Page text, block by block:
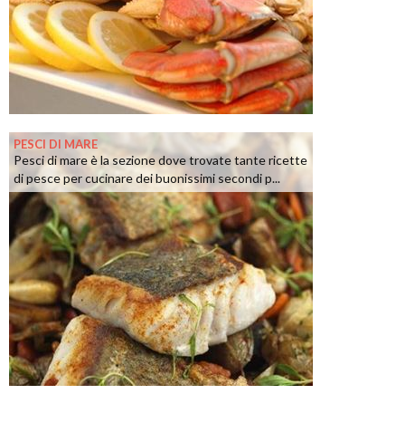
PESCI DI MARE
Pesci di mare è la sezione dove trovate tante ricette
di pesce per cucinare dei buonissimi secondi p...